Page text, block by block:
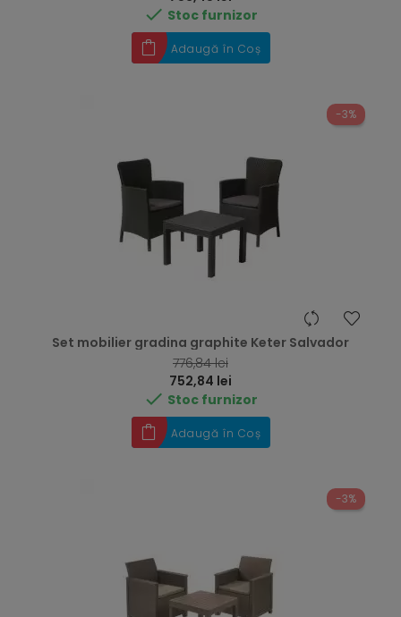
 Stoc furnizor
Adaugă în Coș
-3%
Set mobilier gradina graphite Keter Salvador
776,84 lei
752,84 lei
 Stoc furnizor
Adaugă în Coș
-3%